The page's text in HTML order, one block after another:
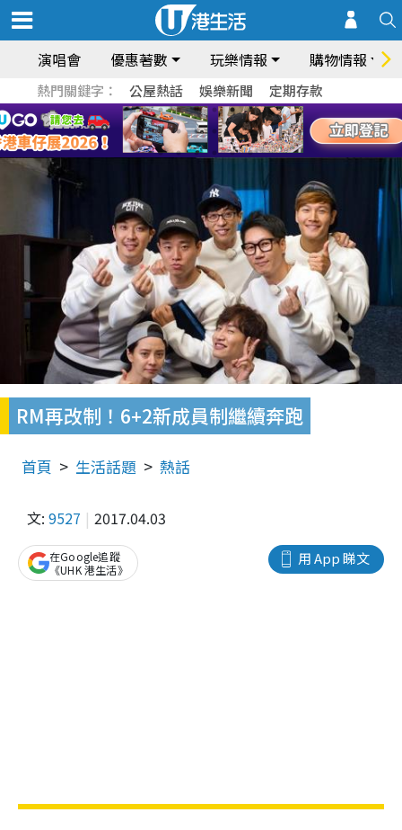
演唱會 優惠著數 玩樂情報 購物情報
熱門關鍵字： 公屋熱話 娛樂新聞 定期存款
RM再改制！6+2新成員制繼續奔跑
首頁 生活話題 熱話
文: 9527 2017.04.03
用 App 睇文
在Google追蹤
《UHK 港生活》